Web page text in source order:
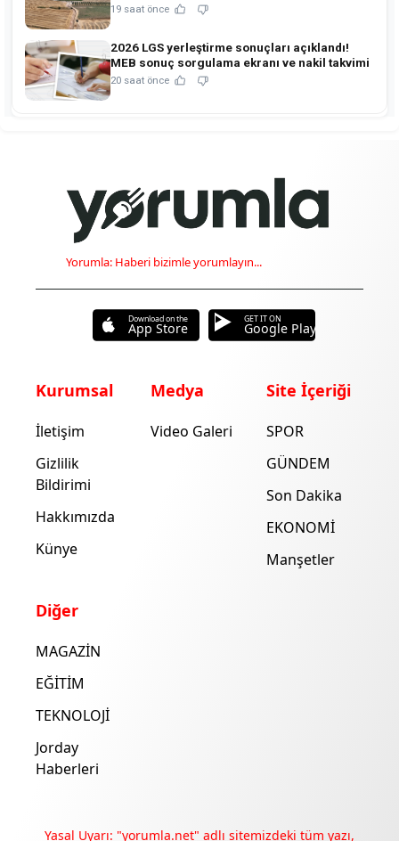
kavuşuyor!
19 saat önce
2026 LGS yerleştirme sonuçları açıklandı!
MEB sonuç sorgulama ekranı ve nakil takvimi
20 saat önce
Yorumla: Haberi bizimle yorumlayın...
Download on the
App Store
GET IT ON
Google Play
Kurumsal
İletişim
Gizlilik
Bildirimi
Hakkımızda
Künye
Medya
Video Galeri
Site İçeriği
SPOR
GÜNDEM
Son Dakika
EKONOMİ
Manşetler
Diğer
MAGAZİN
EĞİTİM
TEKNOLOJİ
Jorday
Haberleri
Yasal Uyarı: "yorumla.net" adlı sitemizdeki tüm yazı,